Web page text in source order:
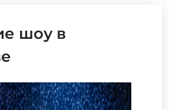
шоу в